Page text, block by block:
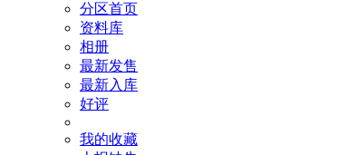
分区首页
资料库
相册
最新发售
最新入库
好评
我的收藏